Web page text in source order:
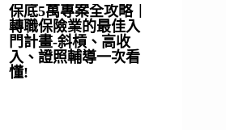
保底5萬專案全攻略｜
轉職保險業的最佳入
門計畫-斜槓、高收
入、證照輔導一次看
懂!